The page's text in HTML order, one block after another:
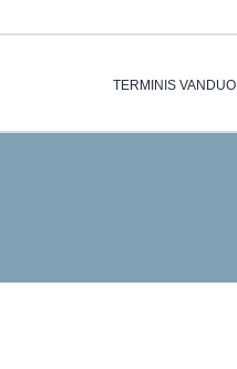
TERMINIS VANDUO